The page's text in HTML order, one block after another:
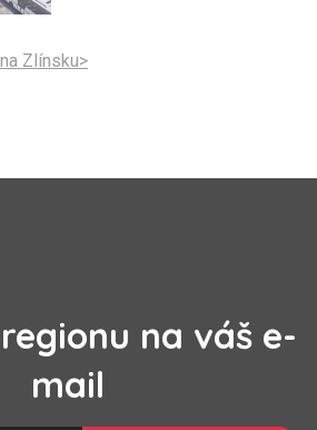
Zlínsku>
na váš e-
mail